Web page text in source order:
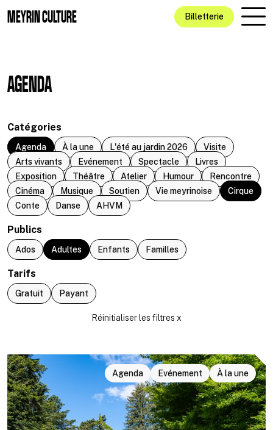
MEYRIN CULTURE Billetterie
AGENDA
Catégories
Agenda À la une L'été au jardin 2026
Visite
Arts vivants
Evénement Spectacle
Livres
Exposition
Théâtre Atelier Humour
Rencontre
Cinéma
Musique Soutien Vie meyrinoise
Cirque
Conte
Danse AHVM
Publics
Ados Adultes Enfants Familles
Tarifs
Gratuit Payant
Agenda Evénement À la une